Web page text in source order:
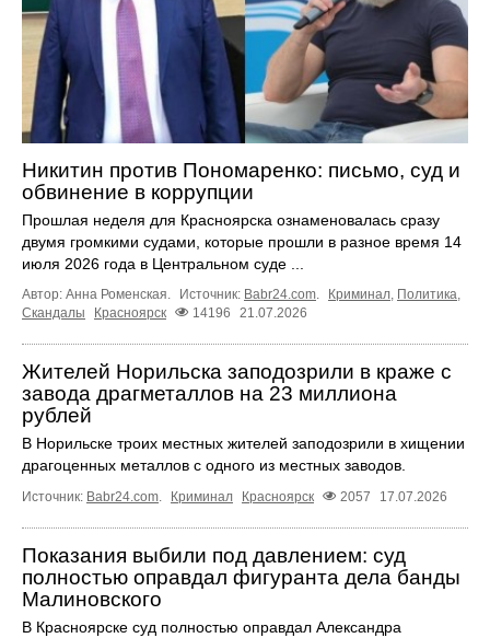
Никитин против Пономаренко: письмо, суд и
обвинение в коррупции
Прошлая неделя для Красноярска ознаменовалась сразу
двумя громкими судами, которые прошли в разное время 14
июля 2026 года в Центральном суде ...
Автор: Анна Роменская. Источник: Babr24.com Криминал Политика
Скандалы
Красноярск 14196 21.07.2026
Жителей Норильска заподозрили в краже с
завода драгметаллов на 23 миллиона
рублей
В Норильске троих местных жителей заподозрили в хищении
драгоценных металлов с одного из местных заводов.
Источник: Babr24.com. Криминал Красноярск 2057 17.07.2026
Показания выбили под давлением: суд
полностью оправдал фигуранта дела банды
Малиновского
В Красноярске суд полностью оправдал Александра